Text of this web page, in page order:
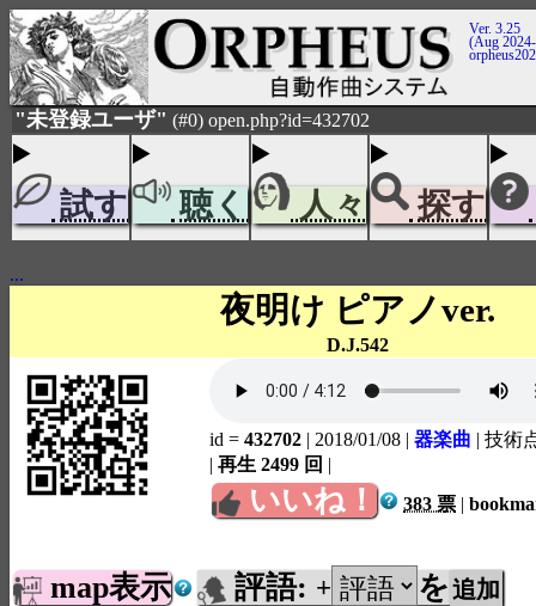
Ver. 3.25
(Aug
"未登録ユーザ" (#0) open.php?id=432702
試す 聴く 人々 探す
...
夜明け ピアノver.
D.J.542
id = 432702 | 2018/01/08 | 器楽曲 | 技術
| 再生 2499 回 |
いいね！ 383 票 |
map表示 評語: + を